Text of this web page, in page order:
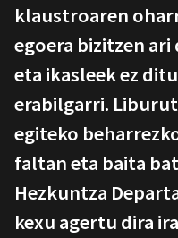
klaustroaren
egoera bizitzen
eta ikasleek ez
erabilgarri.
egiteko
faltan eta baita
Hezkuntza
kexu agertu dira